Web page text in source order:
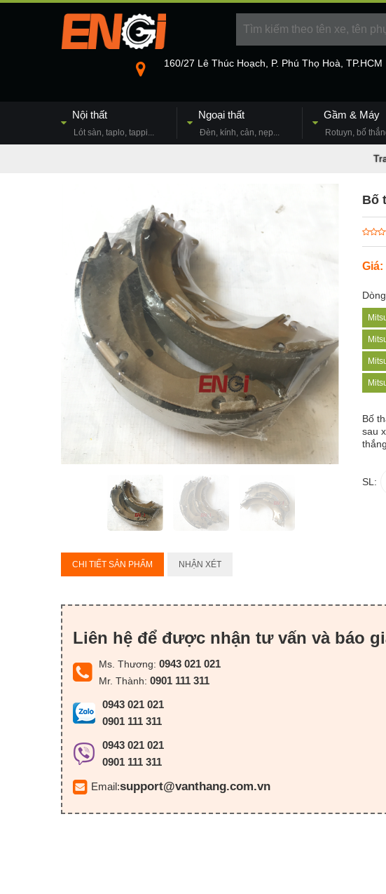
160/27 Lê Thúc Hoạch, P. Phú Thọ Hoà, TP.HCM
Nội thất
Lót sàn, taplo, tappi...
Ngoại thất
Đèn, kính, cản, nẹp...
Gầm & Máy
Rotuyn, bố
Bố
Giá:
Bố
sau
SL:
CHI TIẾT SẢN PHẨM NHẬN XÉT
Liên hệ để được nhận tư vấn và báo
Ms. Thương: 0943 021 021
Mr. Thành: 0901 111 311
0943 021 021
0901 111 311
0943 021 021
0901 111 311
Email:support@vanthang.com.vn